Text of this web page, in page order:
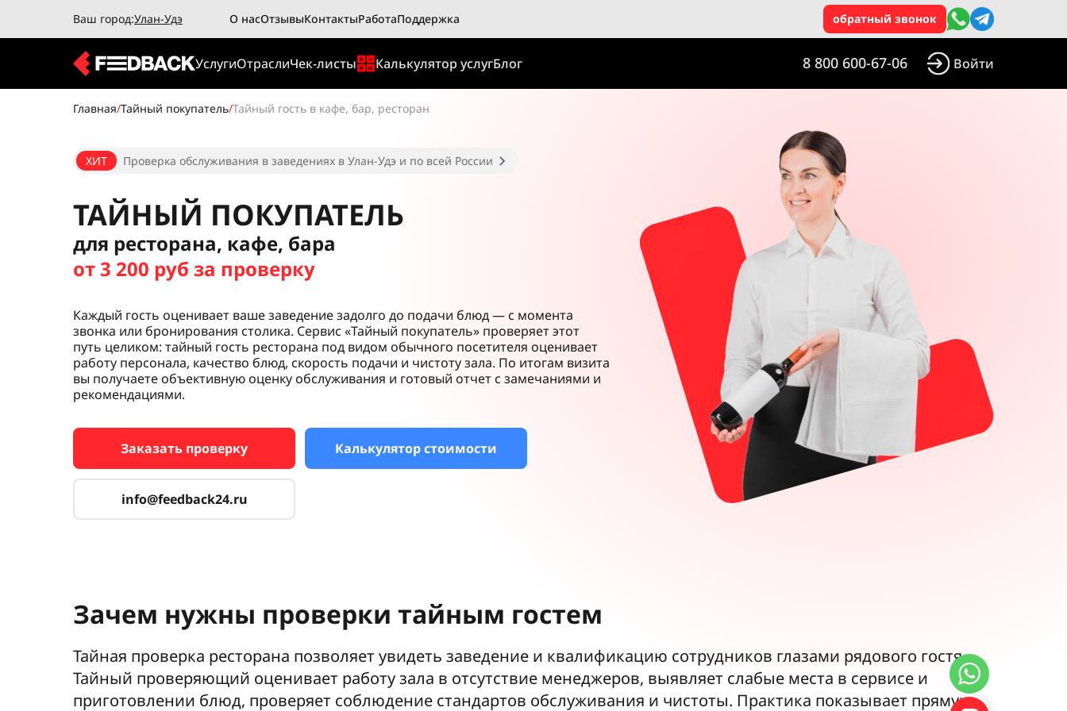
Ваш город:Улан-Удэ О насОтзывыКонтактыРаботаПоддержка обратный звонок
УслугиОтраслиЧек-листы Калькулятор услугБлог 8 800 600-67-06 Войти
Главная/Тайный покупатель/Тайный гость в кафе, бар, ресторан
ХИТ Проверка обслуживания в заведениях в Улан-Удэ и по всей России
ТАЙНЫЙ ПОКУПАТЕЛЬ
для ресторана, кафе, бара
от 3 200 руб за проверку
Каждый гость оценивает ваше заведение задолго до подачи блюд — с момента
звонка или бронирования столика. Сервис «Тайный покупатель» проверяет этот
путь целиком: тайный гость ресторана под видом обычного посетителя оценивает
работу персонала, качество блюд, скорость подачи и чистоту зала. По итогам визита
вы получаете объективную оценку обслуживания и готовый отчет с замечаниями и
рекомендациями.
Заказать проверку Калькулятор стоимости
info@feedback24.ru
Зачем нужны проверки тайным гостем
Тайная проверка ресторана позволяет увидеть заведение и квалификацию сотрудников глазами рядового гостя.
Тайный проверяющий оценивает работу зала в отсутствие менеджеров, выявляет слабые места в сервисе и
приготовлении блюд, проверяет соблюдение стандартов обслуживания и чистоты. Практика показывает прямую